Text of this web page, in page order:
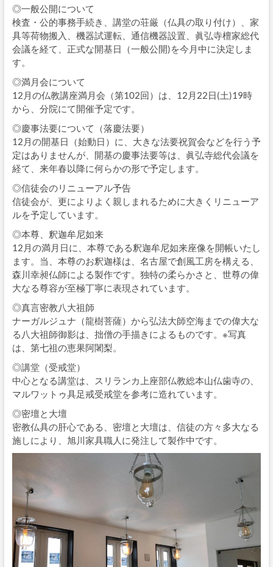
◎一般公開について
検査・公的事務手続き、講堂の荘厳（仏具の取り付け）、家
具等荷物搬入、機器試運転、通信機器設置、眞弘寺檀家総代
会議を経て、正式な開基日（一般公開)を今月中に決定しま
す。
◎満月会について
12月の仏教講座満月会（第102回）は、12月22日(土)19時
から、分院にて開催予定です。
◎慶事法要について（落慶法要）
12月の開基日（始動日）に、大きな法要祝賀会などを行う予
定はありませんが、開基の慶事法要等は、眞弘寺総代会議を
経て、来年春以降に何らかの形で予定します。
◎信徒会のリニューアル予告
信徒会が、更によりよく親しまれるために大きくリニューア
ルを予定しています。
◎本尊、釈迦牟尼如来
12月の満月日に、本尊である釈迦牟尼如来座像を開帳いたし
ます。当、本尊のお釈迦様は、名古屋で創風工房を構える、
森川幸昶仏師による製作です。独特の柔らかさと、世尊の偉
大なる尊容が至極丁寧に表現されています。
◎真言密教八大祖師
ナーガルジュナ（龍樹菩薩）から弘法大師空海までの偉大な
る八大祖師御影は、拙僧の手描きによるものです。※写真
は、第七祖の恵果阿闍梨。
◎講堂（受戒堂）
中心となる講堂は、スリランカ上座部仏教総本山仏歯寺の、
マルワットゥ具足戒受戒堂を参考に造れています。
◎密壇と大壇
密教仏具の肝心である、密壇と大壇は、信徒の方々多大なる
施しにより、旭川家具職人に発注して製作中です。